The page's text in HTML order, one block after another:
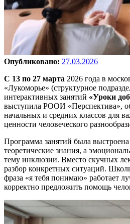
Опубликовано: 27.03.2026
С 13 по 27 марта 2026 года в
«Лукоморье» (структурное
интерактивных занятий «Уроки
выступила РООИ «Перспектива»,
начальных и средних классов для
ценности человеческого
Программа занятий была
теоретические знания, а
тему инклюзии. Вместо скучных
разбор конкретных ситуаций.
фраза «я тебя понимаю» работает
корректно предложить помощь